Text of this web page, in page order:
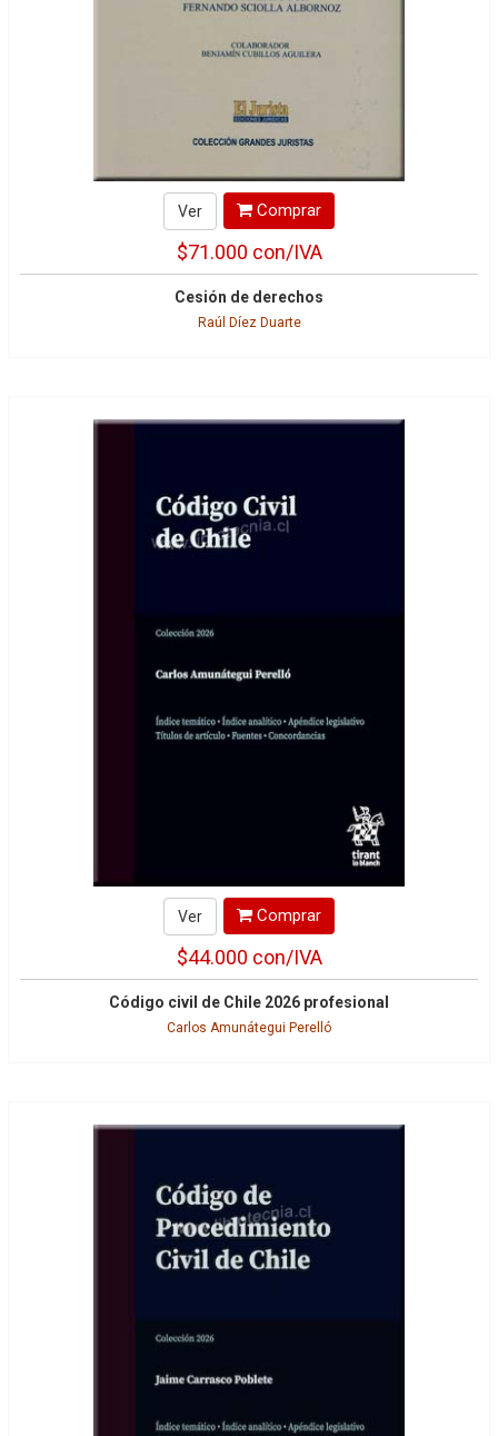
Ver Comprar
$71.000 con/IVA
Cesión de derechos
Raúl Díez Duarte
Ver Comprar
$44.000 con/IVA
Código civil de Chile 2026 profesional
Carlos Amunátegui Perelló